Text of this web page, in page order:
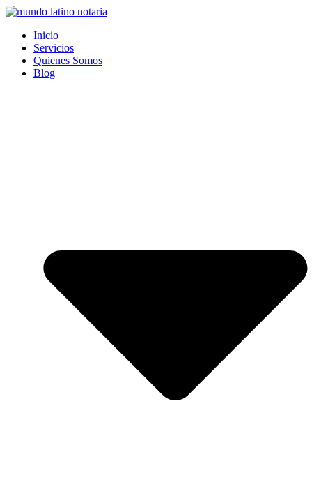
Saltar
contenido
Inicio
Servicios
Quienes Somos
Blog